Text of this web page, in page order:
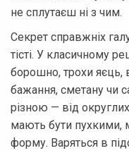
не сплутаєш ні з чим.
Секрет справжніх
тісті. У класичному
борошно, трохи яєць,
бажання, сметану чи
різною — від
мають бути пухкими,
форму. Варяться в